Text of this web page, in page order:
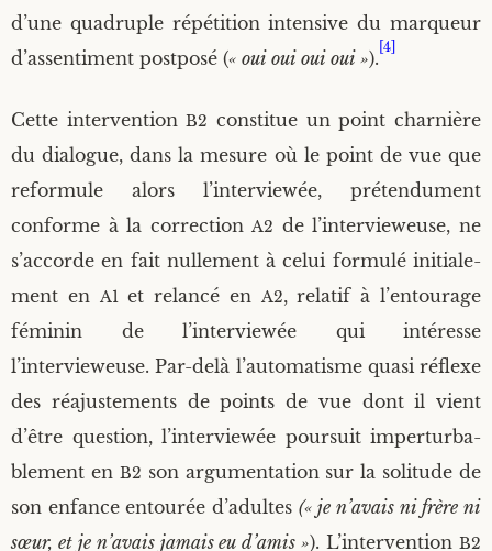
d’une qua­druple répé­ti­tion inten­sive du mar­queur
d’assentiment post­po­sé (« oui oui oui oui »).
[4]
Cette inter­ven­tionB2 consti­tue un point char­nière
du dia­logue, dans la mesure où le point de vue que
refor­mule alors l’interviewée, pré­ten­du­ment
conforme à la cor­rec­tionA2 de l’intervieweuse, ne
s’accorde en fait nul­le­ment à celui for­mu­lé ini­tia­le­
ment en A1et relan­cé en A2, rela­tif à l’entourage
fémi­nin de l’interviewée qui inté­resse
l’intervieweuse. Par-delà l’automatisme qua­si réflexe
des réajus­te­ments de points de vue dont il vient
d’être ques­tion, l’interviewée pour­suit imper­tur­ba­
ble­ment en B2 son argu­men­ta­tion sur la soli­tude de
son enfance entou­rée d’adultes (« je n’avais ni frère ni
sœur, et je n’avais jamais eu d’amis »). L’interventionB2